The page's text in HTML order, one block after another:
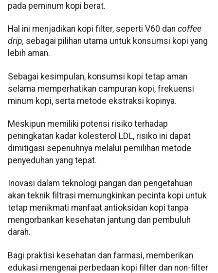
pada peminum kopi berat.
Hal ini menjadikan kopi filter, seperti V60 dan coffee
drip, sebagai pilihan utama untuk konsumsi kopi yang
lebih aman.
Sebagai kesimpulan, konsumsi kopi tetap aman
selama memperhatikan campuran kopi, frekuensi
minum kopi, serta metode ekstraksi kopinya.
Meskipun memiliki potensi risiko terhadap
peningkatan kadar kolesterol LDL, risiko ini dapat
dimitigasi sepenuhnya melalui pemilihan metode
penyeduhan yang tepat.
Inovasi dalam teknologi pangan dan pengetahuan
akan teknik filtrasi memungkinkan pecinta kopi untuk
tetap menikmati manfaat antioksidan kopi tanpa
mengorbankan kesehatan jantung dan pembuluh
darah.
Bagi praktisi kesehatan dan farmasi, memberikan
edukasi mengenai perbedaan kopi filter dan non-filter